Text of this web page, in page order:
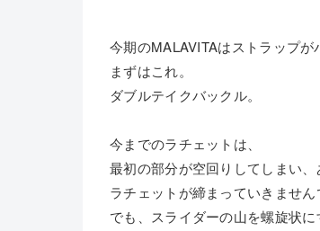
今期のMALAVITAはストラップが
まずはこれ。
ダブルテイクバックル。
今までのラチェットは、
最初の部分が空回りしてしまい
ラチェットが締まっていきません
でも、スライダーの山を螺旋状